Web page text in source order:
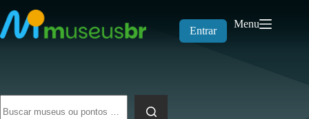
para
o
conteúdo
Entrar
Menu
resultados